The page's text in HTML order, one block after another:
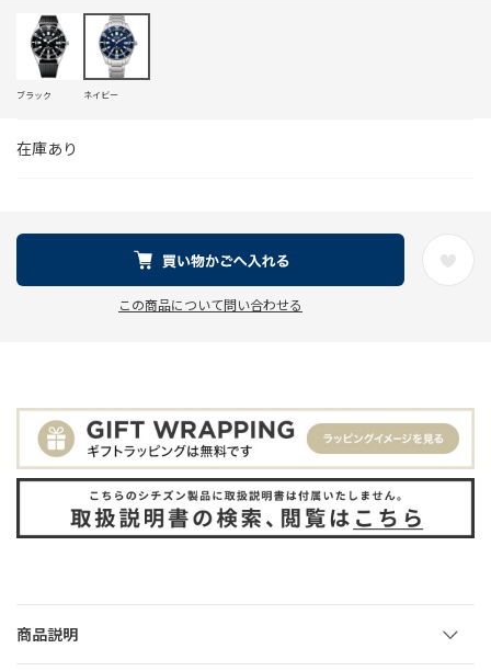
在庫あり
ブラック ネイビー
この商品について問い合わせる
商品説明